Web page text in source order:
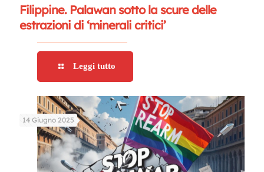
Filippine. Palawan sotto la scure delle
estrazioni di ‘minerali critici’
Leggi tutto
14 Giugno 2025